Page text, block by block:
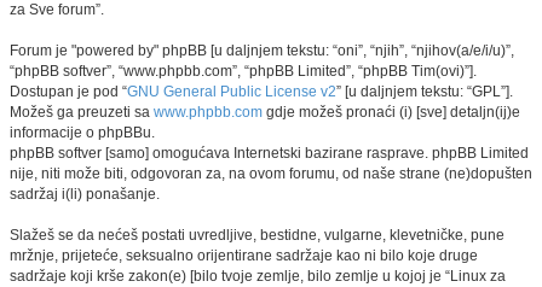
za Sve forum”.
Forum je "powered by" phpBB [u daljnjem tekstu: “oni”, “njih”, “njihov(a/e/i/u)”,
“phpBB softver”, “www.phpbb.com”, “phpBB Limited”, “phpBB Tim(ovi)”].
Dostupan je pod “GNU General Public License v2” [u daljnjem tekstu: “GPL”].
Možeš ga preuzeti sa www.phpbb.com gdje možeš pronaći (i) [sve] detaljn(ij)e
informacije o phpBBu.
phpBB softver [samo] omogućava Internetski bazirane rasprave. phpBB Limited
nije, niti može biti, odgovoran za, na ovom forumu, od naše strane (ne)dopušten
sadržaj i(li) ponašanje.
Slažeš se da nećeš postati uvredljive, bestidne, vulgarne, klevetničke, pune
mržnje, prijeteće, seksualno orijentirane sadržaje kao ni bilo koje druge
sadržaje koji krše zakon(e) [bilo tvoje zemlje, bilo zemlje u kojoj je “Linux za